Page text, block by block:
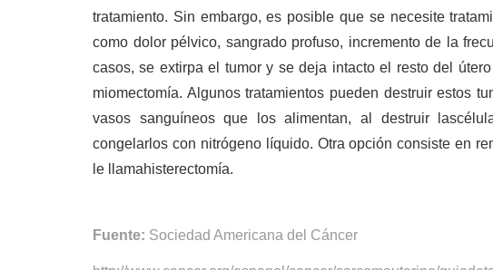
tratamiento. Sin embargo, es posible que se necesite
como dolor pélvico, sangrado profuso, incremento de la
casos, se extirpa el tumor y se deja intacto el resto del
miomectomía. Algunos tratamientos pueden destruir estos
vasos sanguíneos que los alimentan, al destruir
congelarlos con nitrógeno líquido. Otra opción consiste en
le llamahisterectomía.
Fuente: Sociedad Americana del Cáncer